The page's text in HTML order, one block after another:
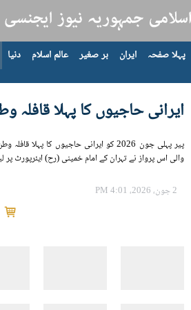
پہلا صفحہ ایران بر صغیر عالم اسلام دنیا
ایرانی حاجیوں کا پہلا قافلہ
پیر پہلی جون 2026 کو ایرانی حاجیوں کا
والی اس پرواز نے تہران کے امام خمینی (رح) ایئرپورٹ پر
2 جون، 2026، 4:01 PM